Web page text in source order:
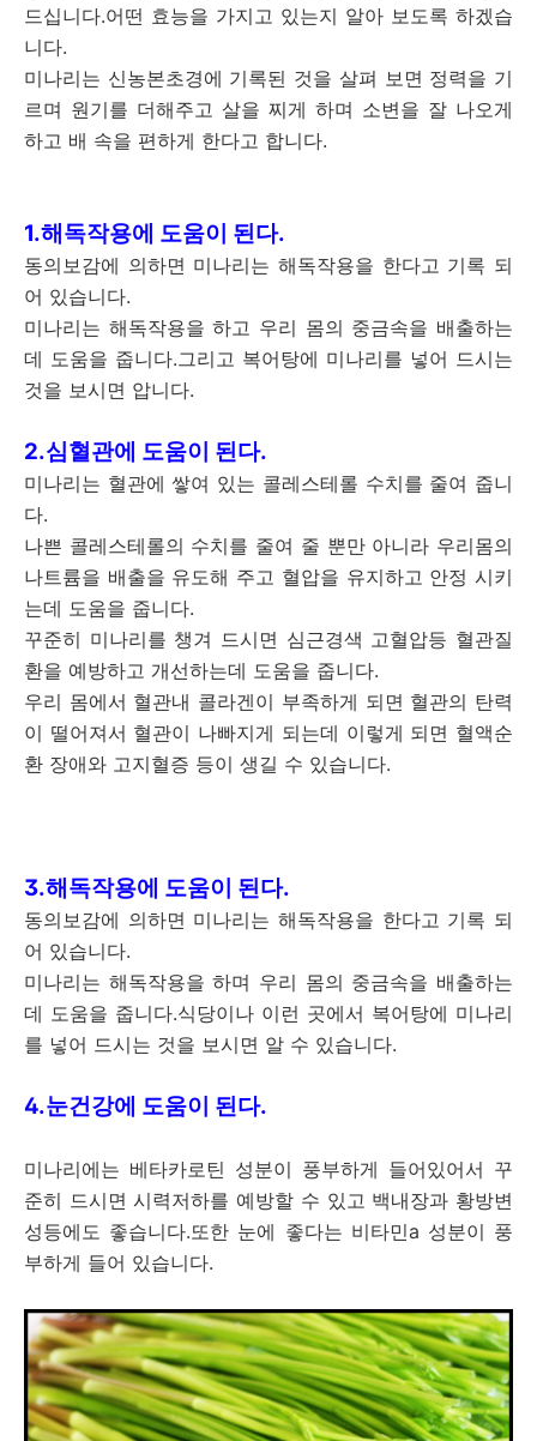
드십니다.어떤 효능을 가지고 있는지 알아 보도록 하겠습
니다.
미나리는 신농본초경에 기록된 것을 살펴 보면 정력을 기
르며 원기를 더해주고 살을 찌게 하며 소변을 잘 나오게
하고 배 속을 편하게 한다고 합니다.
1.해독작용에 도움이 된다.
동의보감에 의하면 미나리는 해독작용을 한다고 기록 되
어 있습니다.
미나리는 해독작용을 하고 우리 몸의 중금속을 배출하는
데 도움을 줍니다.그리고 복어탕에 미나리를 넣어 드시는
것을 보시면 압니다.
2.심혈관에 도움이 된다.
미나리는 혈관에 쌓여 있는 콜레스테롤 수치를 줄여 줍니
다.
나쁜 콜레스테롤의 수치를 줄여 줄 뿐만 아니라 우리몸의
나트륨을 배출을 유도해 주고 혈압을 유지하고 안정 시키
는데 도움을 줍니다.
꾸준히 미나리를 챙겨 드시면 심근경색 고혈압등 혈관질
환을 예방하고 개선하는데 도움을 줍니다.
우리 몸에서 혈관내 콜라겐이 부족하게 되면 혈관의 탄력
이 떨어져서 혈관이 나빠지게 되는데 이렇게 되면 혈액순
환 장애와 고지혈증 등이 생길 수 있습니다.
3.해독작용에 도움이 된다.
동의보감에 의하면 미나리는 해독작용을 한다고 기록 되
어 있습니다.
미나리는 해독작용을 하며 우리 몸의 중금속을 배출하는
데 도움을 줍니다.식당이나 이런 곳에서 복어탕에 미나리
를 넣어 드시는 것을 보시면 알 수 있습니다.
4.눈건강에 도움이 된다.
미나리에는 베타카로틴 성분이 풍부하게 들어있어서 꾸
준히 드시면 시력저하를 예방할 수 있고 백내장과 황방변
성등에도 좋습니다.또한 눈에 좋다는 비타민a 성분이 풍
부하게 들어 있습니다.